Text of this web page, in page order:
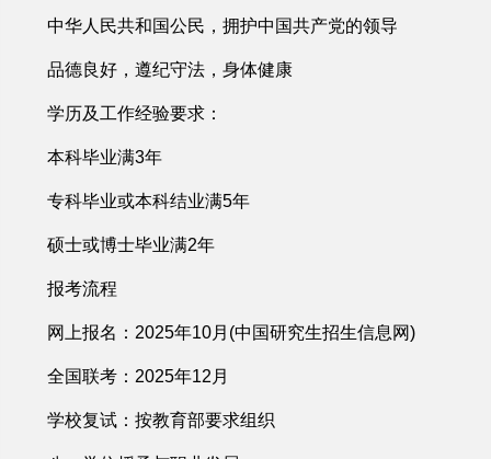
中华人民共和国公民，拥护中国共产党的领导
品德良好，遵纪守法，身体健康
学历及工作经验要求：
本科毕业满3年
专科毕业或本科结业满5年
硕士或博士毕业满2年
报考流程
网上报名：2025年10月(中国研究生招生信息网)
全国联考：2025年12月
学校复试：按教育部要求组织